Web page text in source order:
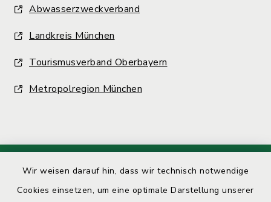
Wir weisen darauf hin, dass wir technisch notwendige
Cookies einsetzen, um eine optimale Darstellung unserer
Abwasserzweckverband
Landkreis München
Tourismusverband Oberbayern
Metropolregion München
Kontakt